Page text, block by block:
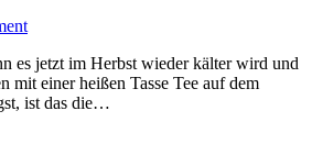
es jetzt im Herbst wieder kälter wird und
mit einer heißen Tasse Tee auf dem
ist das die…